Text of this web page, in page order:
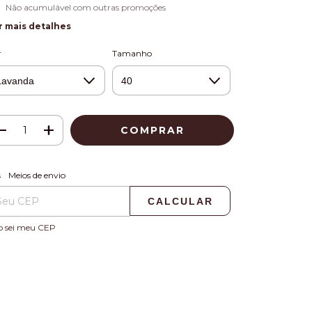
Não acumulável com outras promoções
mais detalhes
Tamanho
para o CEP:
Meios de envio
CALCULAR
sei meu CEP